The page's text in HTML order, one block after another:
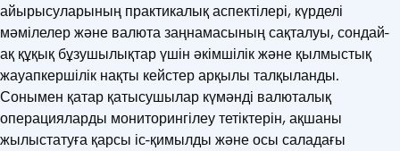
айырысуларының практикалық аспектілері, күрделі
мәмілелер және валюта заңнамасының сақталуы, сондай-
ақ құқық бұзушылықтар үшін әкімшілік және қылмыстық
жауапкершілік нақты кейстер арқылы талқыланды.
Сонымен қатар қатысушылар күмәнді валюталық
операцияларды мониторингілеу тетіктерін, ақшаны
жылыстатуға қарсы іс-қимылды және осы саладағы